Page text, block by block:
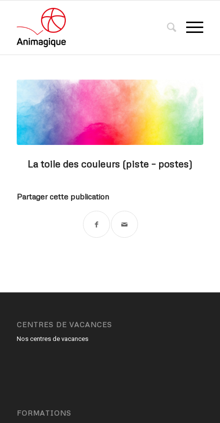
La toile des couleurs (piste – postes)
Partager cette publication
CENTRES DE VACANCES
Nos centres de vacances
FORMATIONS